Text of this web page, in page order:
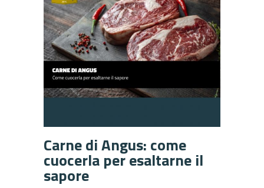
Carne di Angus: come
cuocerla per esaltarne il
sapore